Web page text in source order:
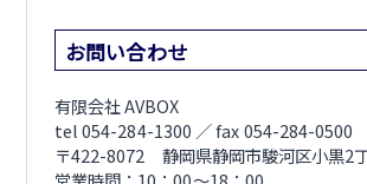
お問い合わせ
有限会社 AVBOX
tel 054-284-1300 ／ fax 054-284-0500
〒422-8072 静岡県静岡市駿河区小黒2